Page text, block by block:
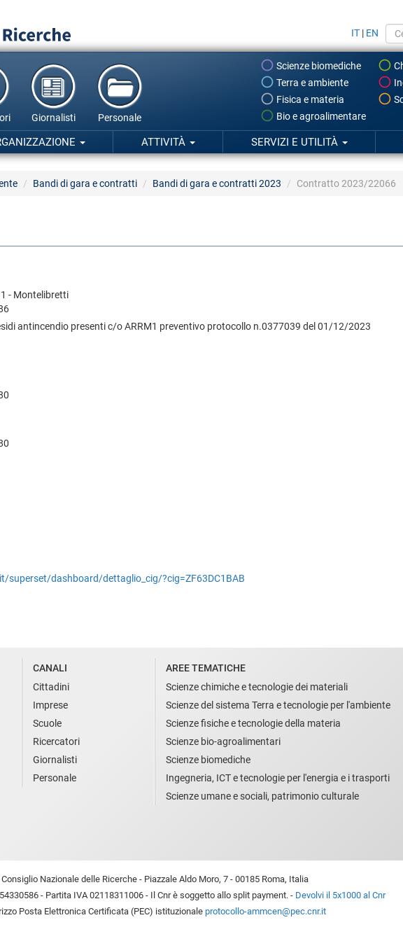
IT | EN
Scienze biomediche
Terra e ambiente
Fisica e materia
Bio e agroalimentare
Giornalisti Personale
ATTIVITÀ SERVIZI E UTILITÀ
Bandi di gara e contratti Bandi di gara e contratti 2023 Contratto 2023/22066
- Montelibretti
antincendio presenti c/o ARRM1 preventivo protocollo n.0377039 del 01/12/2023
superset/dashboard/dettaglio_cig/?cig=ZF63DC1BAB
CANALI
Cittadini
Imprese
Scuole
Ricercatori
Giornalisti
Personale
AREE TEMATICHE
Scienze chimiche e tecnologie dei materiali
Scienze del sistema Terra e tecnologie per l'ambiente
Scienze fisiche e tecnologie della materia
Scienze bio-agroalimentari
Scienze biomediche
Ingegneria, ICT e tecnologie per l'energia e i trasporti
Scienze umane e sociali, patrimonio culturale
Consiglio Nazionale delle Ricerche - Piazzale Aldo Moro, 7 - 00185 Roma, Italia
- Partita IVA 02118311006 - Il Cnr è soggetto allo split payment. - Devolvi il 5x1000 al Cnr
Posta Elettronica Certificata (PEC) istituzionale protocollo-ammcen@pec.cnr.it